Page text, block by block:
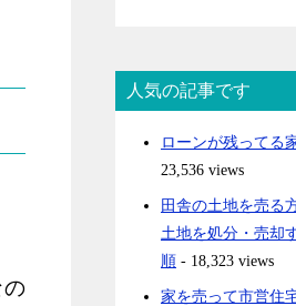
人気の記事です
ローンが残ってる
23,536 views
田舎の土地を売る
土地を処分・売却
順 - 18,323 views
家を売って市営住